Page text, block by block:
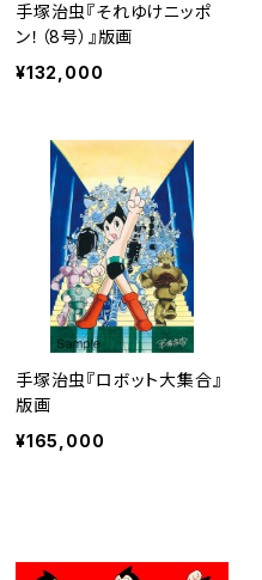
手塚治虫『それゆけニッポ
ン！（8号）』版画
¥132,000
手塚治虫『ロボット大集合』
版画
¥165,000